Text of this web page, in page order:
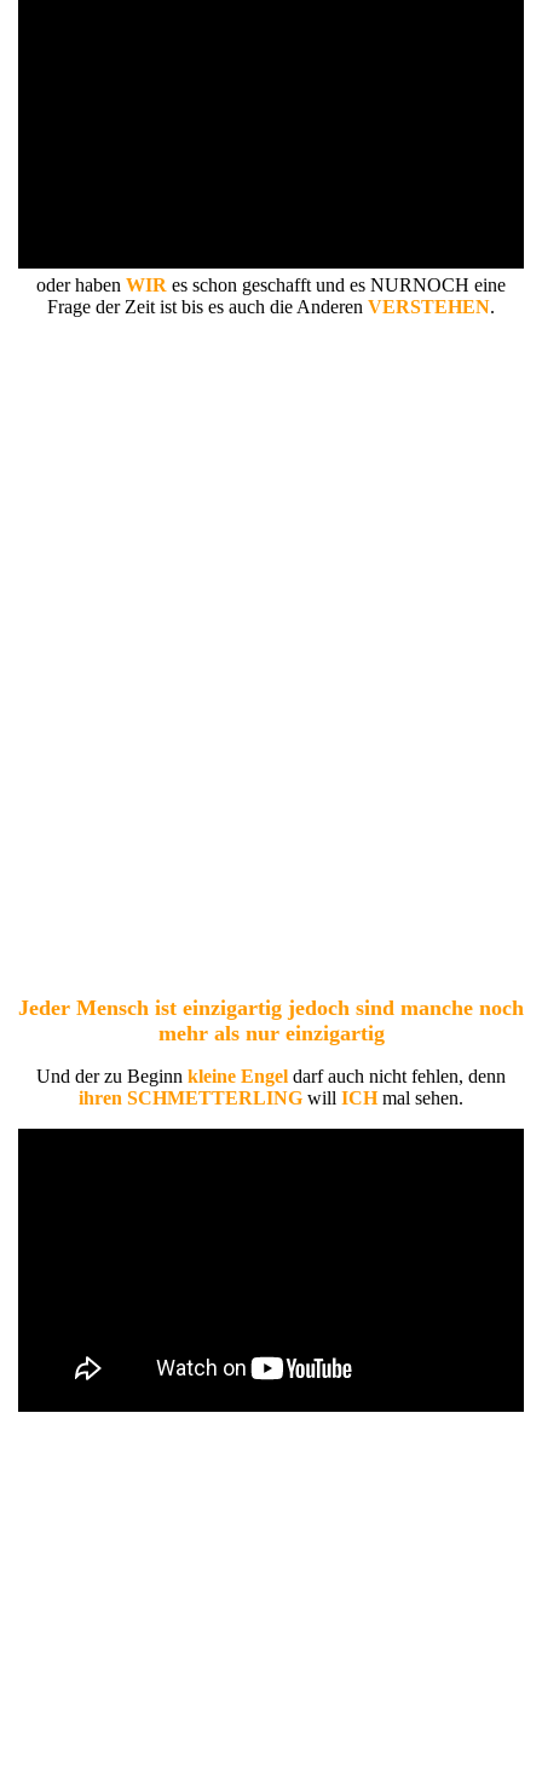
oder haben WIR es schon geschafft und es NURNOCH eine
Frage der Zeit ist bis es auch die Anderen VERSTEHEN.
Jeder Mensch ist einzigartig jedoch sind manche noch
mehr als nur einzigartig
Und der zu Beginn kleine Engel darf auch nicht fehlen, denn
ihren SCHMETTERLING will ICHmal sehen.